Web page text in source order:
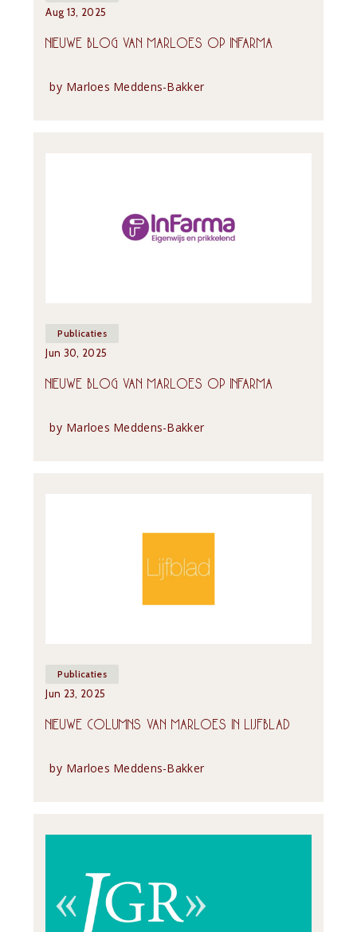
Aug 13, 2025
NIEUWE BLOG VAN MARLOES OP INFARMA
by Marloes Meddens-Bakker
Publicaties
Jun 30, 2025
NIEUWE BLOG VAN MARLOES OP INFARMA
by Marloes Meddens-Bakker
Publicaties
Jun 23, 2025
NIEUWE COLUMNS VAN MARLOES IN LIJFBLAD
by Marloes Meddens-Bakker